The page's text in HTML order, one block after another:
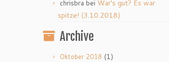
chrisbra bei War’s gut? Es war
spitze! (3.10.2018)
Archive
Oktober 2018 (1)